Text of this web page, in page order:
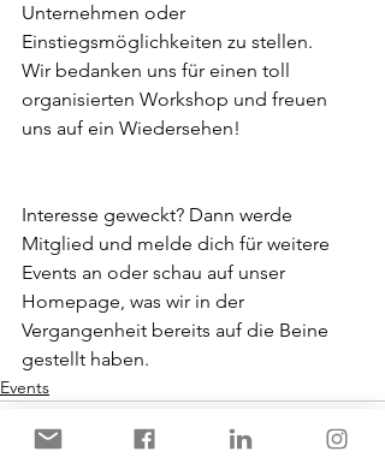
Unternehmen oder
Einstiegsmöglichkeiten zu stellen.
Wir bedanken uns für einen toll
organisierten Workshop und freuen
uns auf ein Wiedersehen!
Interesse geweckt? Dann werde
Mitglied und melde dich für weitere
Events an oder schau auf unser
Homepage, was wir in der
Vergangenheit bereits auf die Beine
gestellt haben.
Events